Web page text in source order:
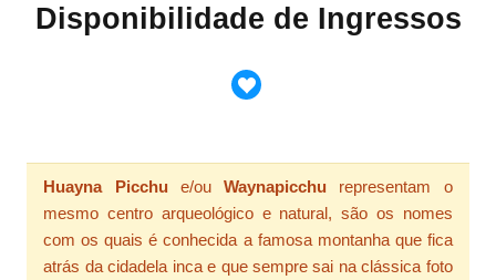
Disponibilidade de Ingressos
Huayna Picchu e/ouWaynapicchu representam o
mesmo centro arqueológico e natural, são os nomes
com os quais é conhecida a famosa montanha que fica
atrás da cidadela inca e que sempre sai na clássica foto